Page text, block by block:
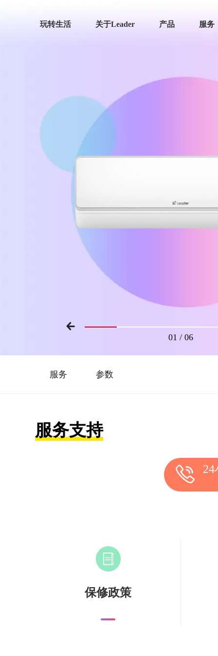
玩转生活 关于Leader 产品 服务
01 / 06
服务 参数
服务支持
保修政策